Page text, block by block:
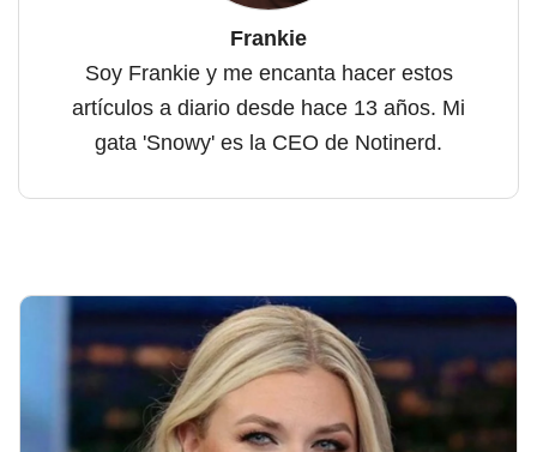
Frankie
Soy Frankie y me encanta hacer estos
artículos a diario desde hace 13 años. Mi
gata 'Snowy' es la CEO de Notinerd.